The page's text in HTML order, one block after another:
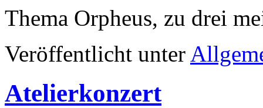
Thema Orpheus, zu drei
Veröffentlicht unter
Atelierkonzert